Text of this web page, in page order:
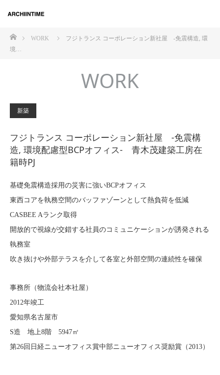
ホームWORK
フジトランス コーポレーション新社屋 -免震構造, 環
境…
WORK
新築
フジトランス コーポレーション新社屋 -免震構
造, 環境配慮型BCPオフィス- 青木茂建築工房在
籍時PJ
基礎免震構造採用の災害に強いBCPオフィス
東西コアを執務空間のバッファゾーンとして熱負荷を低減
CASBEE Aランク取得
開放的で視線が交錯する社員のコミュニケーションが誘発される
執務室
吹き抜けや外部テラスを介して各室と外部空間の連続性を確保
事務所（物流会社本社屋）
2012年竣工
愛知県名古屋市
S造 地上8階 5947㎡
第26回日経ニューオフィス賞中部ニューオフィス奨励賞（2013）